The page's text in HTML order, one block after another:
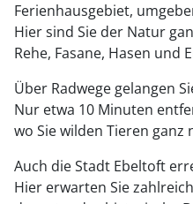
Ferienhausgebiet,
Hier sind Sie der Natur
Rehe, Fasane, Hasen und
Über Radwege gelangen
Nur etwa 10 Minuten
wo Sie wilden Tieren ganz
Auch die Stadt Ebeltoft
Hier erwarten Sie